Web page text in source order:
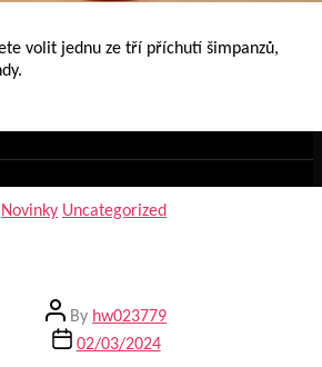
volit jednu ze tří příchutí šimpanzů,
Categories
Novinky Uncategorized
Post
author
By hw023779
Post02/03/2024